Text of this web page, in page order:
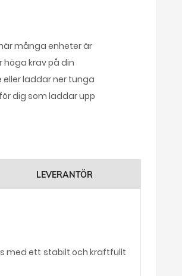
många enheter är
krav på din
laddar ner tunga
dig som laddar upp
LEVERANTÖR
med ett stabilt och kraftfullt